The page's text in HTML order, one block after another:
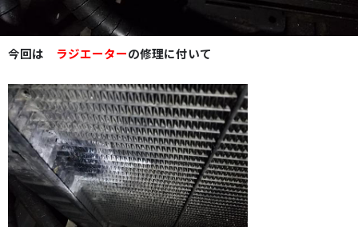
今回は ラジエーターの修理に付いて